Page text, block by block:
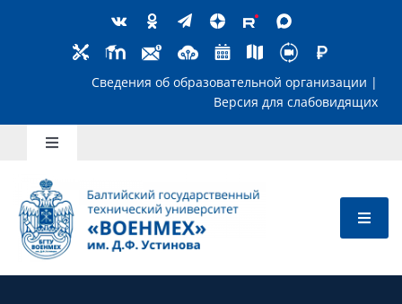
Сведения об образовательной
Toggle
Школьникам
Абитуриентам